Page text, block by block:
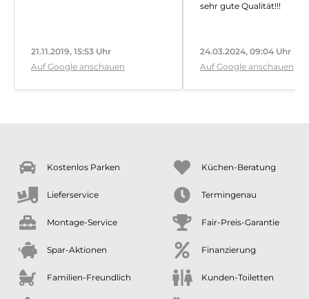
21.11.2019, 15:53 Uhr
Auf Google anschauen
sehr gute Qualität!!!
24.03.2024, 09:04 Uhr
Auf Google anschauen
Kostenlos Parken Küchen-Beratung
Lieferservice Termingenau
Montage-Service Fair-Preis-Garantie
Spar-Aktionen Finanzierung
Familien-Freundlich Kunden-Toiletten